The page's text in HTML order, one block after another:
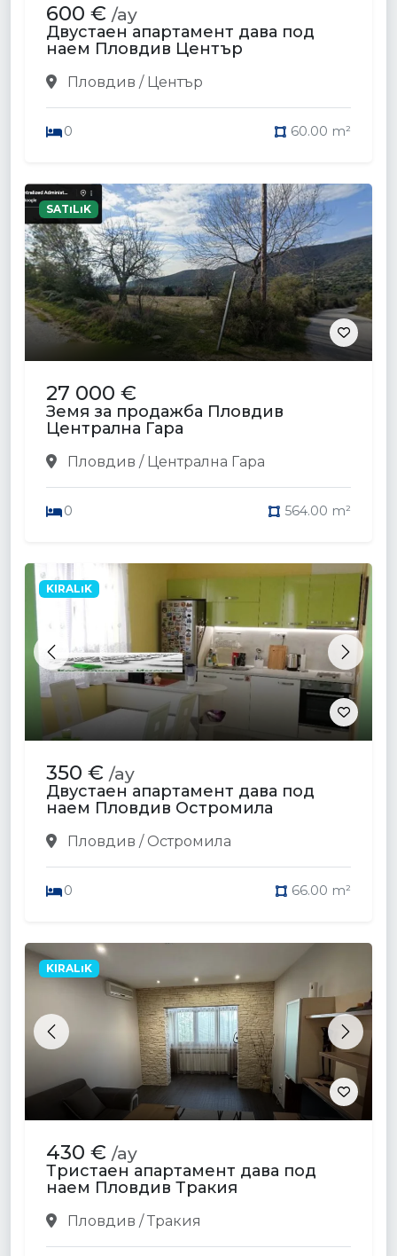
600 € /ay
Двустаен апартамент дава под
наем Пловдив Център
Пловдив / Център
0 60.00 m²
SATıLıK
27 000 €
Земя за продажба Пловдив
Централна Гара
Пловдив / Централна Гара
0 564.00 m²
Previous Next
KIRALıK
350 € /ay
Двустаен апартамент дава под
наем Пловдив Остромила
Пловдив / Остромила
0 66.00 m²
Previous Next
KIRALıK
430 € /ay
Тристаен апартамент дава под
наем Пловдив Тракия
Пловдив / Тракия